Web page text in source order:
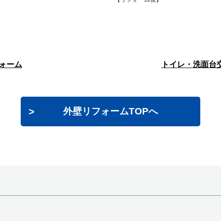
ーム トイレ・洗面台
外壁リフォームTOPへ